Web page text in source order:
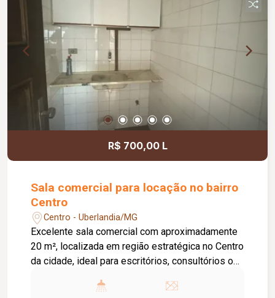
R$ 700,00 L
Sala comercial para locação no bairro
Centro
Centro - Uberlandia/MG
Excelente sala comercial com aproximadamente
20 m², localizada em região estratégica no Centro
da cidade, ideal para escritórios, consultórios ou
lavabo privativo e copa, proporcionando mais